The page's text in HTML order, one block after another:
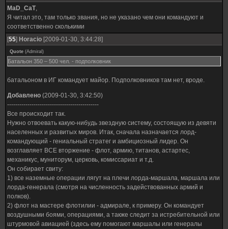
MaD_CaT,
Я читал это, там только звания, но не указано чем они командуют и
соответственно сколькими
[55] Horacio [2009-01-30, 3:44:28]
Quote (Admiral )
Батальон 350 – 500 чел. - подполковник
батальоном в ИГ командует майор. Подполковников там нет, вроде.
Добавлено (2009-01-30, 3:42:50)
---------------------------------------------
Все происходит так.
Нужно отвоевать какую-нибудь звездную систему, состоящую из девяти
населенных и развитых миров. Итак, сначала назначается лорд-
командующий - гениальный стратег и амбициозный лидер. Он
возглавляет ВСЕ вторжение - флот, армию, титанов, астартес,
механикус, муниторум, церковь, комиссариат и т.д.
Он собирает свиту:
1) все наземные операции лягут на плечи лорда-маршала, маршала или
лорда-генерала (смотря на численность задействованных армий и
полков).
2) флот на мастере флотилии - адмирале, к примеру. Он командует
воздушными боями, операциями, а также следит за истребительной или
штурмовой авиацией (здесь ему помогают маршалы или генералы